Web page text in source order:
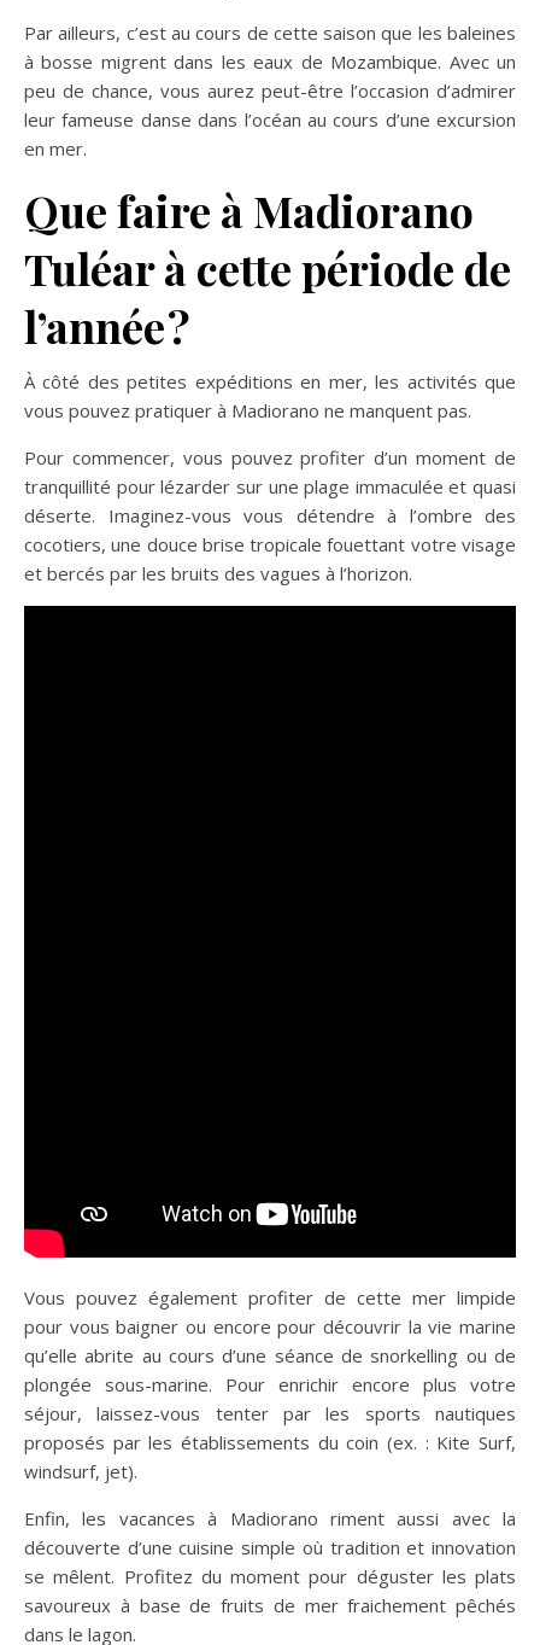
Par ailleurs, c’est au cours de cette saison que les baleines
à bosse migrent dans les eaux de Mozambique. Avec un
peu de chance, vous aurez peut-être l’occasion d’admirer
leur fameuse danse dans l’océan au cours d’une excursion
en mer.
Que faire à Madiorano
Tuléar à cette période de
l’année ?
À côté des petites expéditions en mer, les activités que
vous pouvez pratiquer à Madiorano ne manquent pas.
Pour commencer, vous pouvez profiter d’un moment de
tranquillité pour lézarder sur une plage immaculée et quasi
déserte. Imaginez-vous vous détendre à l’ombre des
cocotiers, une douce brise tropicale fouettant votre visage
et bercés par les bruits des vagues à l’horizon.
Vous pouvez également profiter de cette mer limpide
pour vous baigner ou encore pour découvrir la vie marine
qu’elle abrite au cours d’une séance de snorkelling ou de
plongée sous-marine. Pour enrichir encore plus votre
séjour, laissez-vous tenter par les sports nautiques
proposés par les établissements du coin (ex. : Kite Surf,
windsurf, jet).
Enfin, les vacances à Madiorano riment aussi avec la
découverte d’une cuisine simple où tradition et innovation
se mêlent. Profitez du moment pour déguster les plats
savoureux à base de fruits de mer fraichement pêchés
dans le lagon.